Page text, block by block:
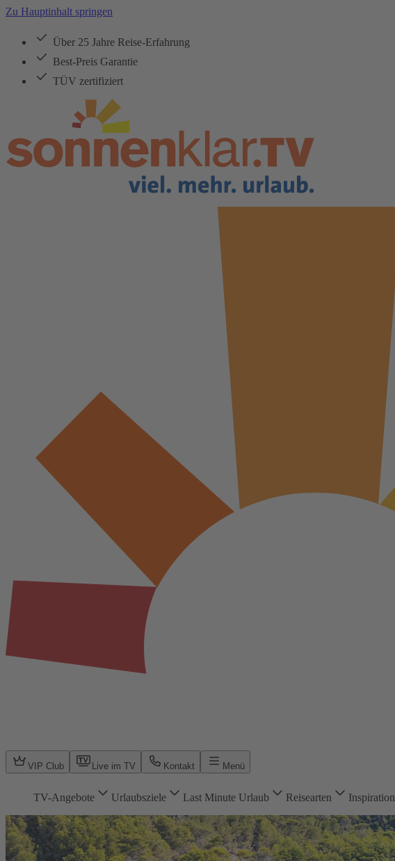
Zu Hauptinhalt springen
Über 25 Jahre Reise-Erfahrung
Best-Preis Garantie
TÜV zertifiziert
VIP Club Live im TV Kontakt Menü
TV-Angebote Urlaubsziele Last Minute Urlaub Reisearten Inspiration